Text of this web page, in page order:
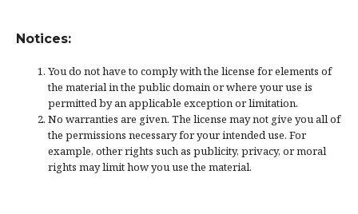
Notices:
You do not have to comply with the license for elements of
the material in the public domain or where your use is
permitted by an applicable exception or limitation.
No warranties are given. The license may not give you all of
the permissions necessary for your intended use. For
example, other rights such as publicity, privacy, or moral
rights may limit how you use the material.